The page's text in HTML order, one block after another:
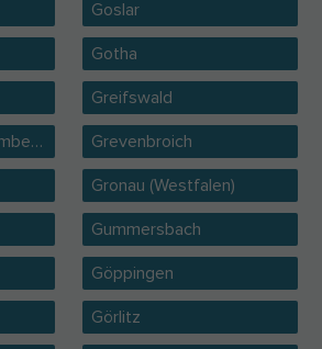
Goslar
Gotha
Greifswald
Grevenbroich
Gronau (Westfalen)
Gummersbach
Göppingen
Görlitz